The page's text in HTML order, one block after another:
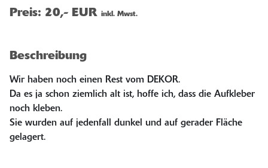
Preis: 20,- EUR inkl. Mwst.
Beschreibung
Wir haben noch einen Rest vom DEKOR.
Da es ja schon ziemlich alt ist, hoffe ich, dass die Aufkleber
noch kleben.
Sie wurden auf jedenfall dunkel und auf gerader Fläche
gelagert.